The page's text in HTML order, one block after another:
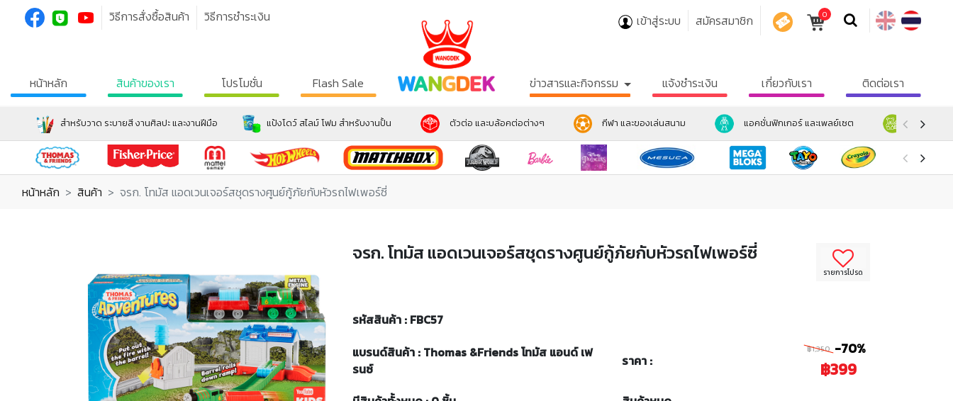
วิธีการสั่งซื้อสินค้า วิธีการชำระเงิน เข้าสู่ระบบ สมัครสมาชิก 0
หน้าหลัก สินค้าของเรา โปรโมชั่น Flash Sale ข่าวสารและกิจกรรม แจ้งชำระเงิน เกี่ยวกับเรา ติดต่อเรา
สำหรับวาด ระบายสี งานศิลปะ และงานฝีมือ แป้งโดว์ สไลม์ โฟม สำหรับงานปั้น ตัวต่อ และบล้อคต่อต่างๆ กีฬา และของเล่นสนาม แอคชั่นฟิกเกอร์ และเพลย์เซต ตุ๊กตา แล
หน้าหลัก สินค้า จรก. โทมัส แอดเวนเจอร์สชุดรางศูนย์กู้ภัยกับหัวรถไฟเพอร์ซี่
รายการโปรด
จรก. โทมัส แอดเวนเจอร์สชุดรางศูนย์กู้ภัยกับหัวรถไฟเพอร์ซี่
รหัสสินค้า : FBC57
แบรนด์สินค้า : Thomas &Friends โทมัส แอนด์ เฟ
รนซ์
ราคา :
฿1,350 -70%
฿399